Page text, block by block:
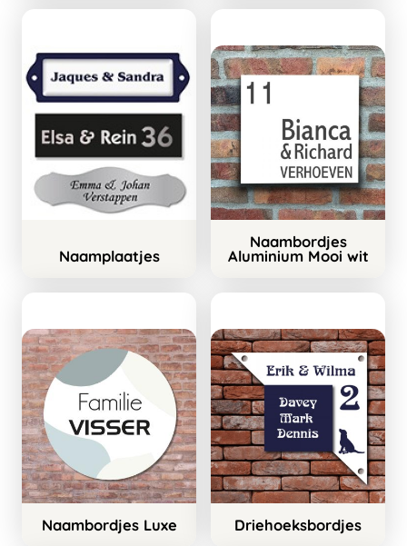
Naamplaatjes
Naambordjes
Aluminium Mooi wit
Naambordjes Luxe Driehoeksbordjes